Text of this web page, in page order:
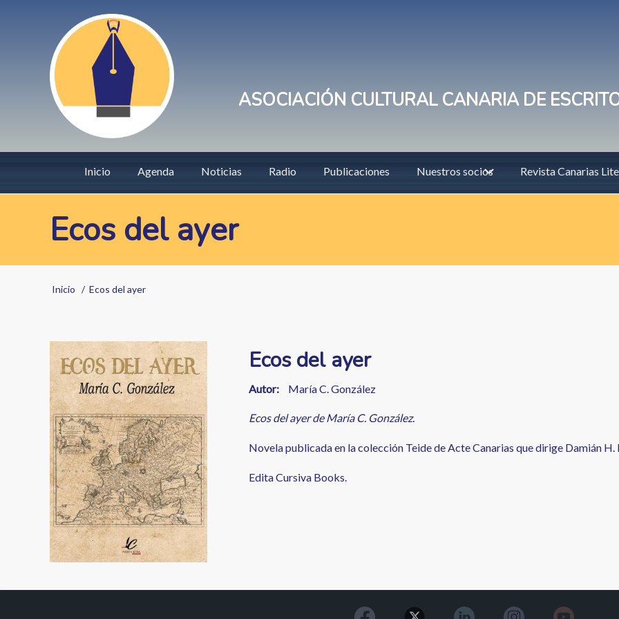
User
account
menu
ASOCIACIÓN CULTURAL CANARIA DE
Main
navigation
Inicio Agenda Noticias Radio Publicaciones Nuestros socios Revista Canarias
Ecos del ayer
Sobrescribir
de
ayuda
a
la
navegación
Inicio Ecos del ayer
Ecos del ayer
Autor María C. González
Ecos del ayer de María C. González.
Novela publicada en la colección Teide de Acte Canarias que dirige Damián H.
Edita Cursiva Books.